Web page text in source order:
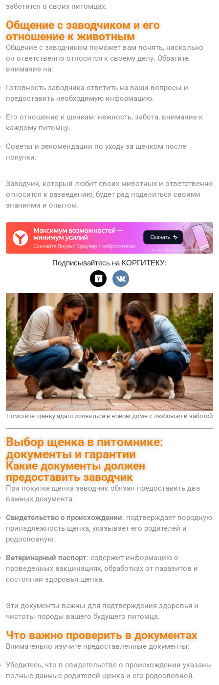
заботится о своих питомцах.
Общение с заводчиком и его
отношение к животным
Общение с заводчиком поможет вам понять, насколько
он ответственно относится к своему делу. Обратите
внимание на:
Готовность заводчика ответить на ваши вопросы и
предоставить необходимую информацию.
Его отношение к щенкам: нежность, забота, внимание к
каждому питомцу.
Советы и рекомендации по уходу за щенком после
покупки.
Заводчик, который любит своих животных и ответственно
относится к разведению, будет рад поделиться своими
знаниями и опытом.
Подписывайтесь на КОРГИТЕКУ:
Помогите щенку адаптироваться в новом доме с любовью и заботой
Выбор щенка в питомнике:
документы и гарантии
Какие документы должен
предоставить заводчик
При покупке щенка заводчик обязан предоставить два
важных документа:
Свидетельство о происхождении: подтверждает породную
принадлежность щенка, указывает его родителей и
родословную.
Ветеринарный паспорт: содержит информацию о
проведенных вакцинациях, обработках от паразитов и
состоянии здоровья щенка.
Эти документы важны для подтверждения здоровья и
чистоты породы вашего будущего питомца.
Что важно проверить в документах
Внимательно изучите предоставленные документы:
Убедитесь, что в свидетельстве о происхождении указаны
полные данные родителей щенка и его родословной.